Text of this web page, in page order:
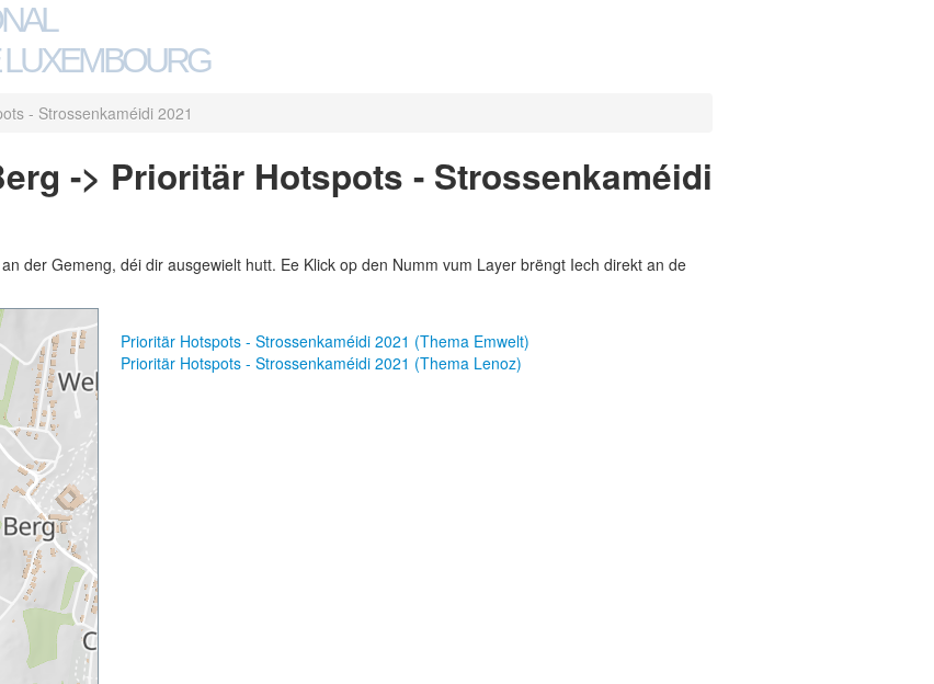
- Strossenkaméidi 2021
-> Prioritär Hotspots - Strossenkaméidi
der Gemeng, déi dir ausgewielt hutt. Ee Klick op den Numm vum Layer brëngt Iech direkt an de
Prioritär Hotspots - Strossenkaméidi 2021 (Thema Emwelt)
Prioritär Hotspots - Strossenkaméidi 2021 (Thema Lenoz)